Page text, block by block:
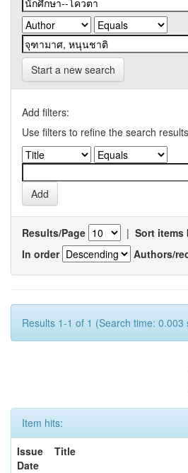
Start a new search
Add filters:
Use filters to refine the search
Results/Page | Sort items
In order
Authors/
Results 1-1 of 1 (Search time: 0.003
Item hits:
Issue
Date
Title